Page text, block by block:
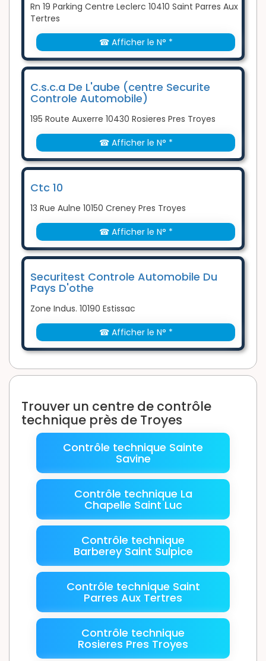
Rn 19 Parking Centre Leclerc 10410 Saint Parres Aux
Tertres
☎ Afficher le N° *
C.s.c.a De L'aube (centre Securite
Controle Automobile)
195 Route Auxerre 10430 Rosieres Pres Troyes
☎ Afficher le N° *
Ctc 10
13 Rue Aulne 10150 Creney Pres Troyes
☎ Afficher le N° *
Securitest Controle Automobile Du
Pays D'othe
Zone Indus. 10190 Estissac
☎ Afficher le N° *
Trouver un centre de contrôle
technique près de Troyes
Contrôle technique Sainte
Savine
Contrôle technique La
Chapelle Saint Luc
Contrôle technique
Barberey Saint Sulpice
Contrôle technique Saint
Parres Aux Tertres
Contrôle technique
Rosieres Pres Troyes